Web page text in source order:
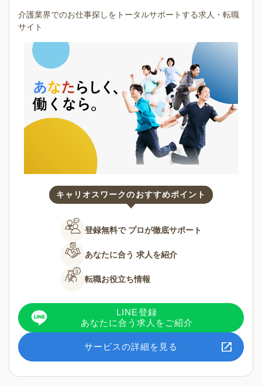
介護業界でのお仕事探しをトータルサポートする求人・転職
サイト
キャリオスワークのおすすめポイント
登録無料で プロが徹底サポート
あなたに合う 求人を紹介
転職お役立ち情報
LINE登録
あなたに合う求人をご紹介
サービスの詳細を見る